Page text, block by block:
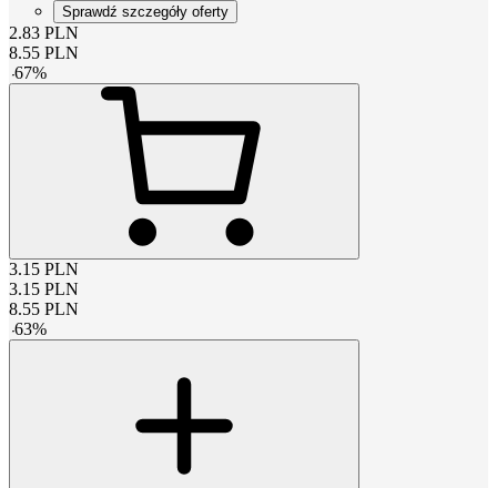
Sprawdź szczegóły oferty
2.83 PLN
8.55 PLN
-67%
3.15 PLN
3.15 PLN
8.55 PLN
-63%